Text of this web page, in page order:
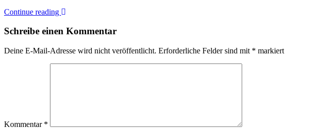
Continue reading
Schreibe einen Kommentar
Deine E-Mail-Adresse wird nicht veröffentlicht. Erforderliche Felder sind mit * markiert
Kommentar *